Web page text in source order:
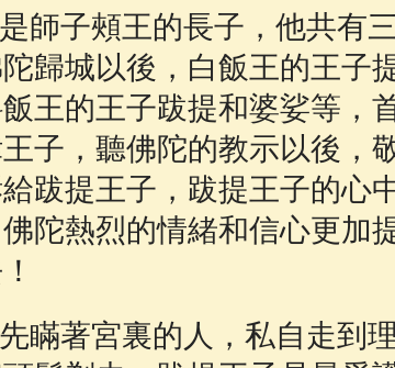
子頰王的長子，他共有三
歸城以後，白飯王的王子
王的王子跋提和婆娑等，
子，聽佛陀的教示以後，
跋提王子，跋提王子的心
陀熱烈的情緒和信心更加
著宮裏的人，私自走到理